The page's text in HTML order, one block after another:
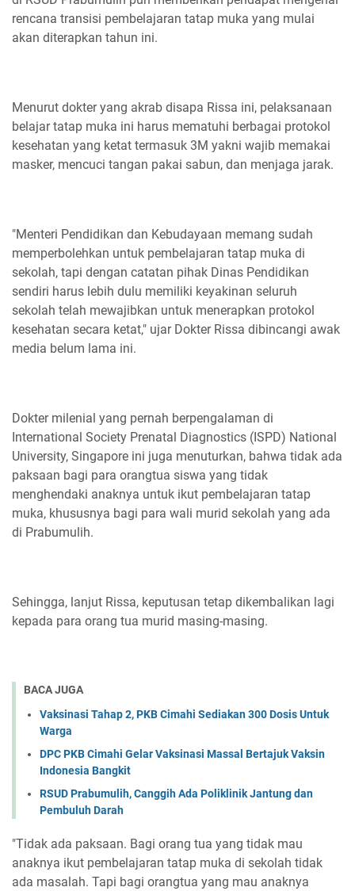
rencana transisi pembelajaran tatap muka yang mulai
akan diterapkan tahun ini.
Menurut dokter yang akrab disapa Rissa ini, pelaksanaan
belajar tatap muka ini harus mematuhi berbagai protokol
kesehatan yang ketat termasuk 3M yakni wajib memakai
masker, mencuci tangan pakai sabun, dan menjaga jarak.
"Menteri Pendidikan dan Kebudayaan memang sudah
memperbolehkan untuk pembelajaran tatap muka di
sekolah, tapi dengan catatan pihak Dinas Pendidikan
sendiri harus lebih dulu memiliki keyakinan seluruh
sekolah telah mewajibkan untuk menerapkan protokol
kesehatan secara ketat," ujar Dokter Rissa dibincangi awak
media belum lama ini.
Dokter milenial yang pernah berpengalaman di
International Society Prenatal Diagnostics (ISPD) National
University, Singapore ini juga menuturkan, bahwa tidak ada
paksaan bagi para orangtua siswa yang tidak
menghendaki anaknya untuk ikut pembelajaran tatap
muka, khususnya bagi para wali murid sekolah yang ada
di Prabumulih.
Sehingga, lanjut Rissa, keputusan tetap dikembalikan lagi
kepada para orang tua murid masing-masing.
BACA JUGA
Vaksinasi Tahap 2, PKB Cimahi Sediakan 300 Dosis Untuk
Warga
DPC PKB Cimahi Gelar Vaksinasi Massal Bertajuk Vaksin
Indonesia Bangkit
RSUD Prabumulih, Canggih Ada Poliklinik Jantung dan
Pembuluh Darah
"Tidak ada paksaan. Bagi orang tua yang tidak mau
anaknya ikut pembelajaran tatap muka di sekolah tidak
ada masalah. Tapi bagi orangtua yang mau anaknya